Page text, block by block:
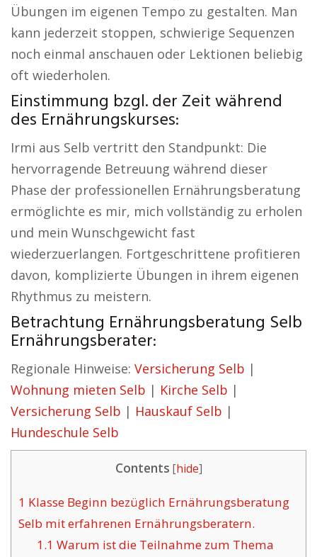
Übungen im eigenen Tempo zu gestalten. Man
kann jederzeit stoppen, schwierige Sequenzen
noch einmal anschauen oder Lektionen beliebig
oft wiederholen.
Einstimmung bzgl. der Zeit während
des Ernährungskurses:
Irmi aus Selb vertritt den Standpunkt: Die
hervorragende Betreuung während dieser
Phase der professionellen Ernährungsberatung
ermöglichte es mir, mich vollständig zu erholen
und mein Wunschgewicht fast
wiederzuerlangen. Fortgeschrittene profitieren
davon, komplizierte Übungen in ihrem eigenen
Rhythmus zu meistern.
Betrachtung Ernährungsberatung Selb
Ernährungsberater:
Regionale Hinweise: Versicherung Selb |
Wohnung mieten Selb | Kirche Selb |
Versicherung Selb | Hauskauf Selb |
Hundeschule Selb
Contents [hide]
1 Klasse Beginn bezüglich Ernährungsberatung
Selb mit erfahrenen Ernährungsberatern.
1.1 Warum ist die Teilnahme zum Thema